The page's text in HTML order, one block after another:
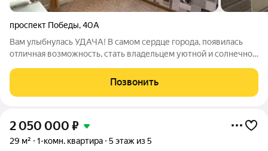
проспект Победы,40А
Вам улыбнулась УДАЧА! В самом сердце города, появилась
отличная возможность, стать владельцем уютной и солнечной
вам не придется заморачиваться с отделкой. - Все
коммуникации заменены новыми,
Позвонить
2 050 000 ₽
29 м² 1-комн. квартира 5 этаж из 5